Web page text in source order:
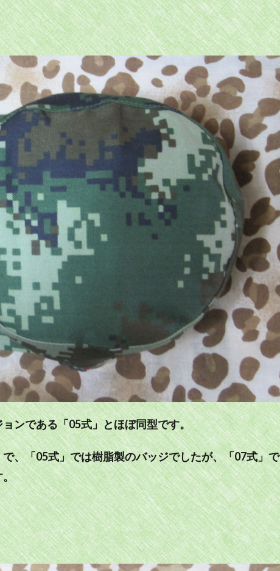
ンである「05式」とほぼ同型です。
、「05式」では樹脂製のバッジでしたが、「07式」で
。